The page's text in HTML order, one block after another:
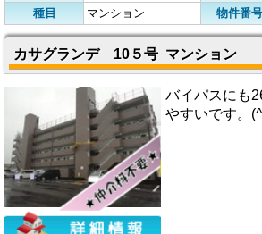
種目
マンション 物件番号
カサグランデ 10５号 マンション
バイパスにも
やすいです。